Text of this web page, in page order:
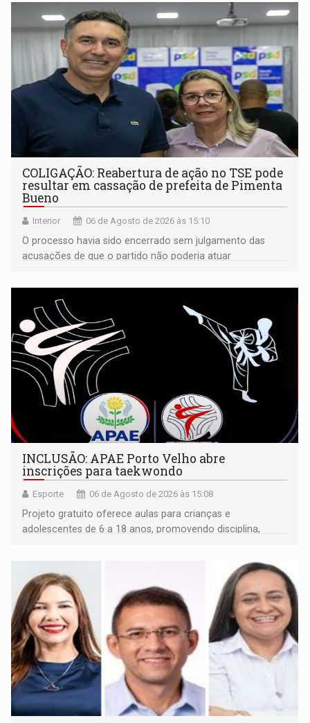
COLIGAÇÃO: Reabertura de ação no TSE pode
resultar em cassação de prefeita de Pimenta
Bueno
Interior 06 de Agosto de 2026 às 15:10
O processo havia sido encerrado sem julgamento das
acusações de que o partido não poderia atuar
INCLUSÃO: APAE Porto Velho abre
inscrições para taekwondo
Esporte 06 de Agosto de 2026 às 15:08
Projeto gratuito oferece aulas para crianças e
adolescentes de 6 a 18 anos, promovendo disciplina,